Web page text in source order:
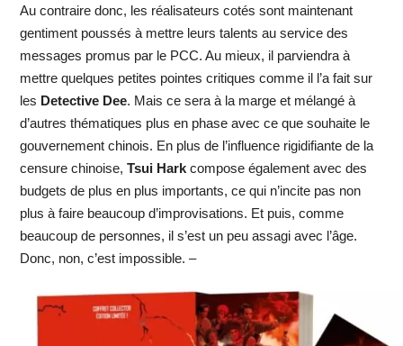
Au contraire donc, les réalisateurs cotés sont maintenant
gentiment poussés à mettre leurs talents au service des
messages promus par le PCC. Au mieux, il parviendra à
mettre quelques petites pointes critiques comme il l’a fait sur
les Detective Dee. Mais ce sera à la marge et mélangé à
d’autres thématiques plus en phase avec ce que souhaite le
gouvernement chinois. En plus de l’influence rigidifiante de la
censure chinoise, Tsui Harkcompose également avec des
budgets de plus en plus importants, ce qui n’incite pas non
plus à faire beaucoup d’improvisations. Et puis, comme
beaucoup de personnes, il s’est un peu assagi avec l’âge.
Donc, non, c’est impossible. –